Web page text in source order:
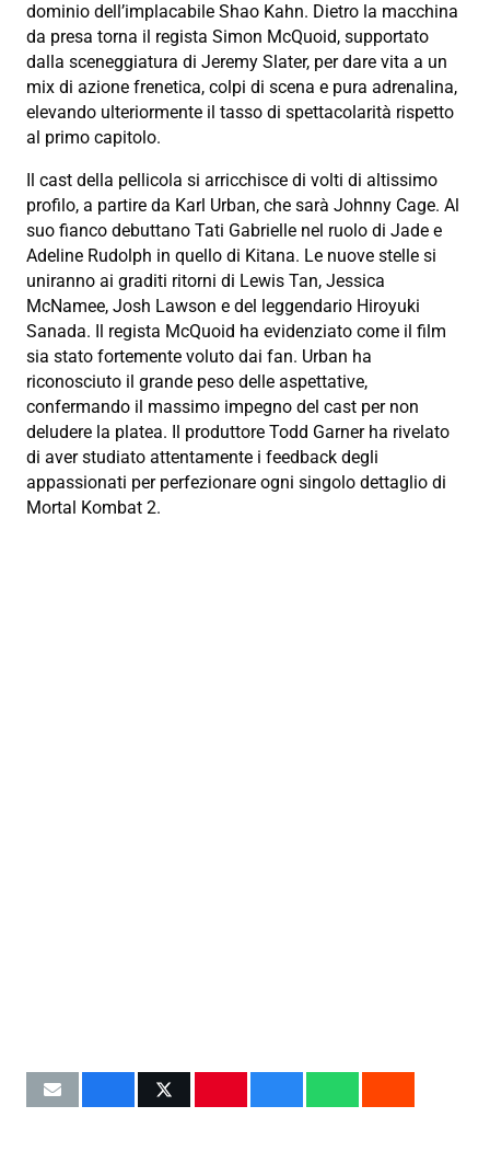
dominio dell’implacabile Shao Kahn. Dietro la macchina
da presa torna il regista Simon McQuoid, supportato
dalla sceneggiatura di Jeremy Slater, per dare vita a un
mix di azione frenetica, colpi di scena e pura adrenalina,
elevando ulteriormente il tasso di spettacolarità rispetto
al primo capitolo.
Il cast della pellicola si arricchisce di volti di altissimo
profilo, a partire da Karl Urban, che sarà Johnny Cage. Al
suo fianco debuttano Tati Gabrielle nel ruolo di Jade e
Adeline Rudolph in quello di Kitana. Le nuove stelle si
uniranno ai graditi ritorni di Lewis Tan, Jessica
McNamee, Josh Lawson e del leggendario Hiroyuki
Sanada. Il regista McQuoid ha evidenziato come il film
sia stato fortemente voluto dai fan. Urban ha
riconosciuto il grande peso delle aspettative,
confermando il massimo impegno del cast per non
deludere la platea. Il produttore Todd Garner ha rivelato
di aver studiato attentamente i feedback degli
appassionati per perfezionare ogni singolo dettaglio di
Mortal Kombat 2.